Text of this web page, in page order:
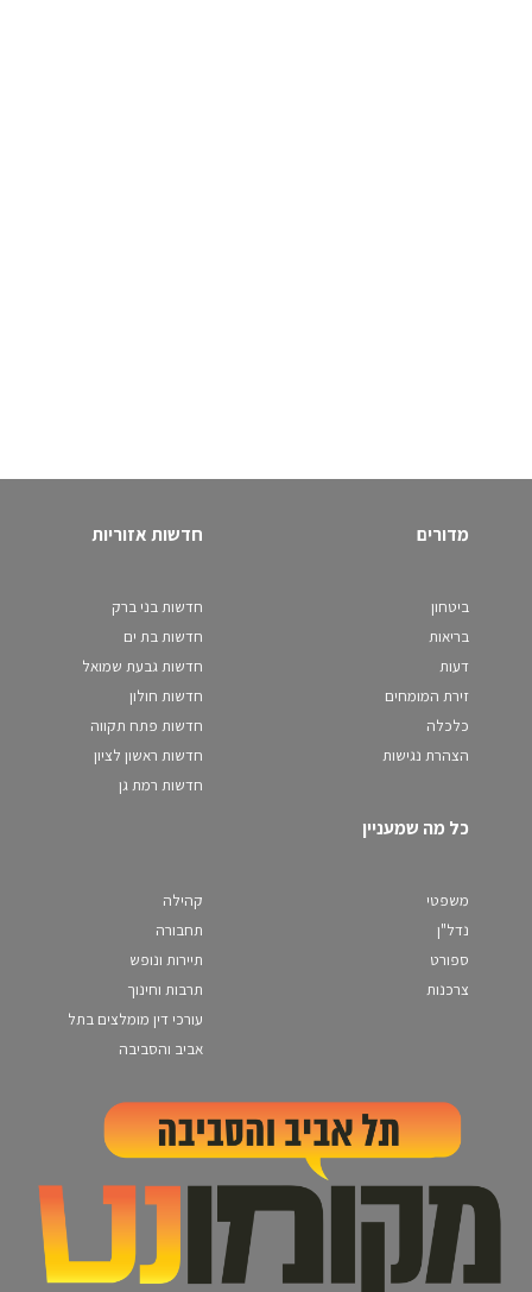
מדורים
ביטחון
בריאות
דעות
זירת המומחים
כלכלה
הצהרת נגישות
חדשות אזוריות
חדשות בני ברק
חדשות בת ים
חדשות גבעת שמואל
חדשות חולון
חדשות פתח תקווה
חדשות ראשון לציון
חדשות רמת גן
כל מה שמעניין
משפטי
נדל"ן
ספורט
צרכנות
קהילה
תחבורה
תיירות ונופש
תרבות וחינוך
עורכי דין מומלצים בתל
אביב והסביבה